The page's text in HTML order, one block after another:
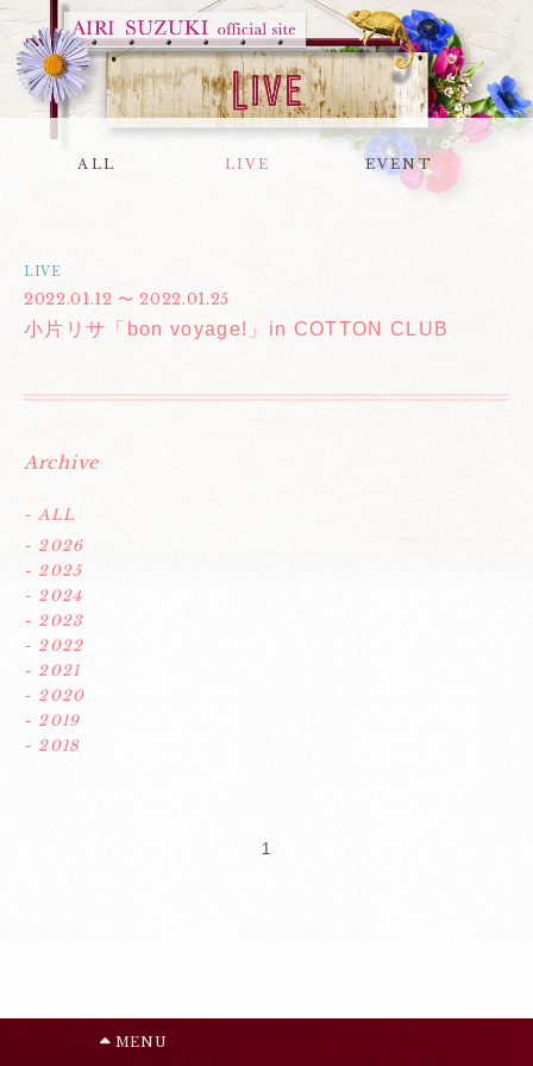
ALL LIVE EVENT
LIVE
2022.01.12 〜 2022.01.25
小片リサ「bon voyage!」in COTTON CLUB
Archive
- ALL
- 2026
- 2025
- 2024
- 2023
- 2022
- 2021
- 2020
- 2019
- 2018
1
MENU